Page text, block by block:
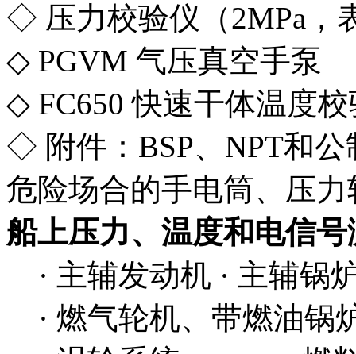
◇ 压力校验仪（2MPa，
◇ PGVM 气压真空手泵
◇ FC650 快速干体温度
◇ 附件：BSP、NPT和
危险场合的手电筒、压力
船上压力、温度和电信
· 主辅发动机 · 主辅锅
· 燃气轮机、带燃油锅